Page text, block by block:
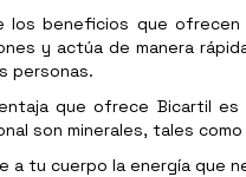
los beneficios que ofrecen
y actúa de manera
personas.
que ofrece Bicartil
son minerales, tales
a tu cuerpo la energía que